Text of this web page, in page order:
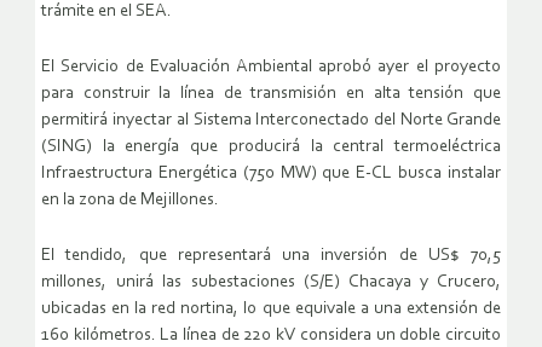
trámite en el SEA.
El Servicio de Evaluación Ambiental aprobó ayer el proyecto
para construir la línea de transmisión en alta tensión que
permitirá inyectar al Sistema Interconectado del Norte Grande
(SING) la energía que producirá la central termoeléctrica
Infraestructura Energética (750 MW) que E-CL busca instalar
en la zona de Mejillones.
El tendido, que representará una inversión de US$ 70,5
millones, unirá las subestaciones (S/E) Chacaya y Crucero,
ubicadas en la red nortina, lo que equivale a una extensión de
160 kilómetros. La línea de 220 kV considera un doble circuito